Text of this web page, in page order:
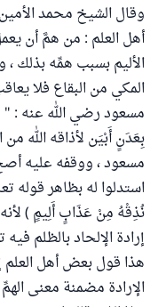
وقال الشيخ محمد
أهل العلم : من همَّ أن
الأليم بسبب همِّه بذلك ،
المكي من البقاع فلا
مسعود رضي الله عنه : "
بِعَدَنٍ أَبْيَن لأذاقه الله
مسعود ، ووقفه عليه
استدلوا له بظاهر قوله
نُذِقْهُ مِنْ عَذَابٍ أَلِيمٍ )
إرادة الإلحاد بالظلم
هذا قول بعض أهل العلم
الإرادة مضمنة معنى